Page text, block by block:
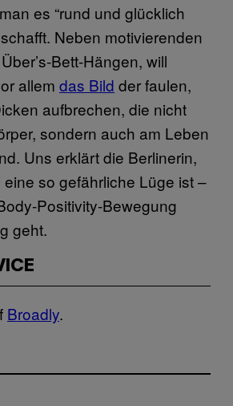
es “rund und glücklich
Neben motivierenden
Bett-Hängen, will
allem das Bild der faulen,
aufbrechen, die nicht
sondern auch am Leben
Uns erklärt die Berlinerin,
so gefährliche Lüge ist –
Positivity-Bewegung
geht.
Broadly.